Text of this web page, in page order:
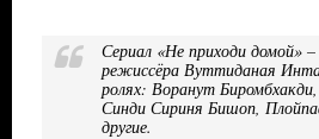
Сериал «Не приходи домой»
режиссёра Вуттиданая
ролях: Воранут
Синди Сириня Бишоп,
другие.